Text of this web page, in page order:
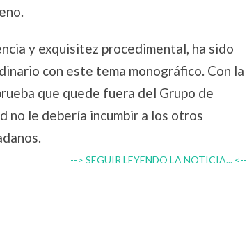
y exquisitez procedimental, ha sido
con este tema monográfico. Con la
que quede fuera del Grupo de
no le debería incumbir a los otros
--> SEGUIR LEYENDO LA NOTICIA... <--